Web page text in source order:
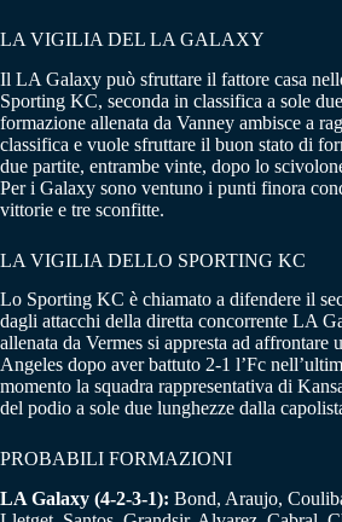
LA VIGILIA DEL LA GALAXY
Il LA Galaxy può sfruttare il fattore casa
Sporting KC, seconda in classifica a sole
formazione allenata da Vanney ambisce a
classifica e vuole sfruttare il buon stato di
due partite, entrambe vinte, dopo lo
Per i Galaxy sono ventuno i punti finora
vittorie e tre sconfitte.
LA VIGILIA DELLO SPORTING KC
Lo Sporting KC è chiamato a difendere il
dagli attacchi della diretta concorrente LA
allenata da Vermes si appresta ad affrontare
Angeles dopo aver battuto 2-1 l’Fc
momento la squadra rappresentativa di
del podio a sole due lunghezze dalla
PROBABILI FORMAZIONI
LA Galaxy (4-2-3-1): Bond, Araujo,